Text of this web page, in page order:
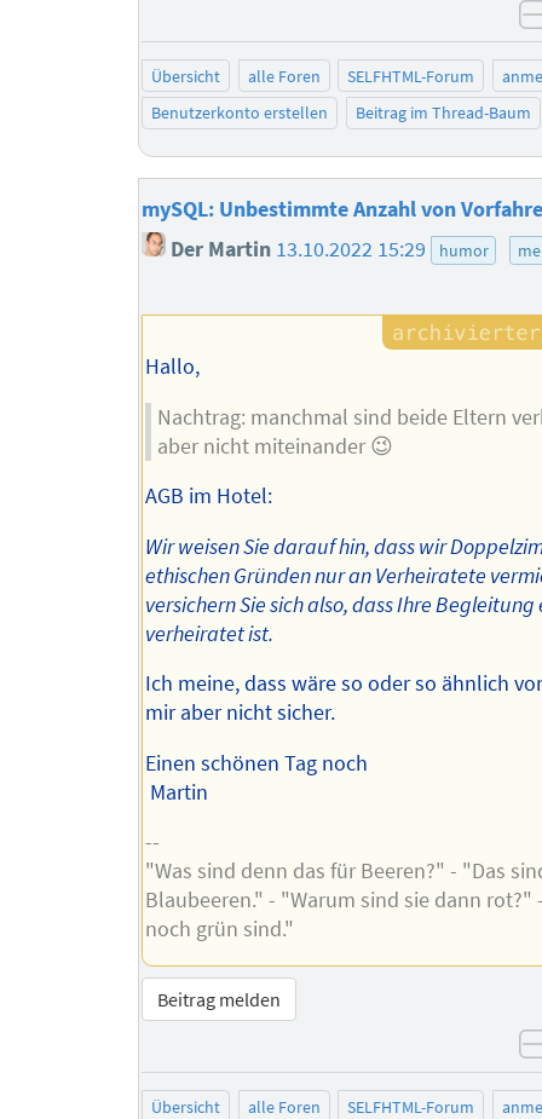
Übersicht alle Foren SELFHTML-Forum
Benutzerkonto erstellen
Beitrag im Thread-Baum
mySQL: Unbestimmte Anzahl von
Der Martin 13.10.2022 15:29 humor
Hallo,
Nachtrag: manchmal sind beide Eltern
aber nicht miteinander 😉
AGB im Hotel:
Wir weisen Sie darauf hin, dass wir
ethischen Gründen nur an Verheiratete
versichern Sie sich also, dass Ihre
verheiratet ist.
Ich meine, dass wäre so oder so ähnlich
mir aber nicht sicher.
Einen schönen Tag noch
Martin
--
"Was sind denn das für Beeren?" - "Das
Blaubeeren." - "Warum sind sie dann rot?"
noch grün sind."
Beitrag melden
Übersicht alle Foren SELFHTML-Forum